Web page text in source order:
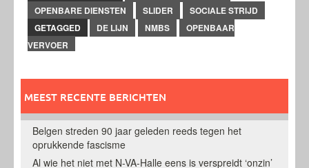
OPENBARE DIENSTEN
SLIDER
SOCIALE STRIJD
GETAGGED
DE LIJN NMBS
OPENBAAR
VERVOER
MEEST RECENTE BERICHTEN
Belgen streden 90 jaar geleden reeds tegen het
oprukkende fascisme
Al wie het niet met N-VA-Halle eens is verspreidt ‘onzin’